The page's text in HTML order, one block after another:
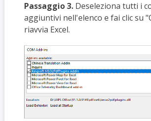
Passaggio 3.Deseleziona tutti i
aggiuntivi nell'elenco e fai clic su
riavvia Excel.